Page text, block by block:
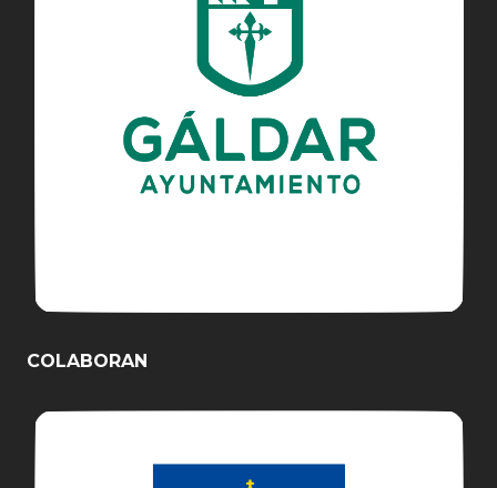
COLABORAN